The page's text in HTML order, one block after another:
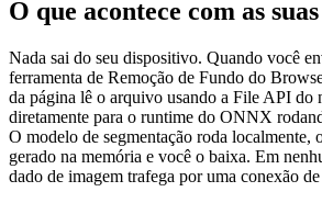
O que acontece com as
Nada sai do seu dispositivo. Quando você
ferramenta de Remoção de Fundo do
da página lê o arquivo usando a File API do
diretamente para o runtime do ONNX
O modelo de segmentação roda localmente,
gerado na memória e você o baixa. Em
dado de imagem trafega por uma conexão de